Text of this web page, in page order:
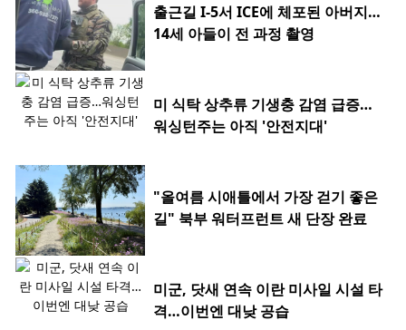
출근길 I-5서 ICE에 체포된 아버지…
14세 아들이 전 과정 촬영
미 식탁 상추류 기생충 감염 급증…
워싱턴주는 아직 '안전지대'
"올여름 시애틀에서 가장 걷기 좋은
길" 북부 워터프런트 새 단장 완료
미군, 닷새 연속 이란 미사일 시설 타
격…이번엔 대낮 공습